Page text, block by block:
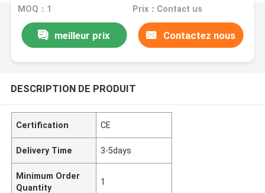
MOQ：1 Prix：Contact us
meilleur prix Contactez nous
DESCRIPTION DE PRODUIT
Certification CE
Delivery Time 3-5days
Minimum Order
Quantity
1